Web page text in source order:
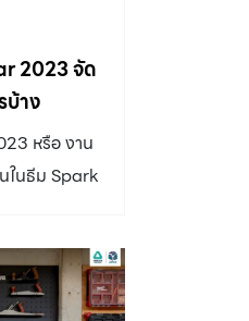
2023 จัด
บ้าง
หรือ งาน
ในธีม Spark